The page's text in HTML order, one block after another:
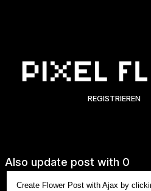
REGISTRIEREN
Also update post with 0
Create Flower Post with Ajax by